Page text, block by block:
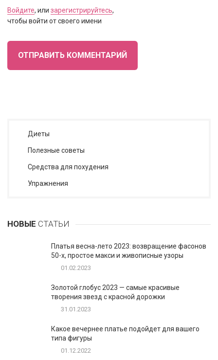
Войдите, или зарегистрируйтесь,
чтобы войти от своего имени
ОТПРАВИТЬ КОММЕНТАРИЙ
Диеты
Полезные советы
Средства для похудения
Упражнения
НОВЫЕ СТАТЬИ
Платья весна-лето 2023: возвращение фасонов
50-х, простое макси и живописные узоры
01.02.2023
Золотой глобус 2023 — самые красивые
творения звезд с красной дорожки
31.01.2023
Какое вечернее платье подойдет для вашего
типа фигуры
01.12.2022